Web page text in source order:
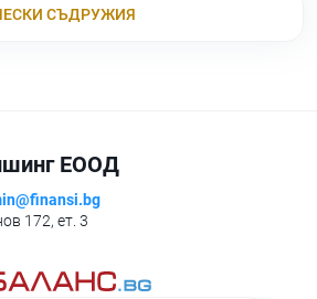
СЪДРУЖИЯ
ЕООД
172, ет. 3